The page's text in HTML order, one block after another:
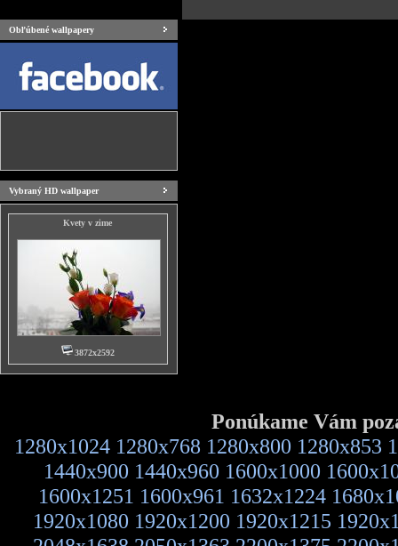
Obľúbené wallpapery
Vybraný HD wallpaper
Kvety v zime
3872x2592
Ponúkame Vám
1280x1024 1280x768 1280x800 1280x853
1440x900 1440x960 1600x1000
1600x1251 1600x961 1632x1224
1920x1080 1920x1200 1920x1215